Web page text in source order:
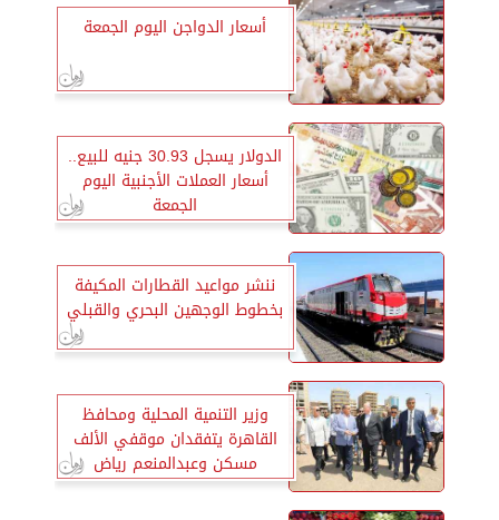
أسعار الدواجن اليوم الجمعة
الدولار يسجل 30.93 جنيه للبيع..
أسعار العملات الأجنبية اليوم
الجمعة
ننشر مواعيد القطارات المكيفة
بخطوط الوجهين البحري والقبلي
وزير التنمية المحلية ومحافظ
القاهرة يتفقدان موقفي الألف
مسكن وعبدالمنعم رياض